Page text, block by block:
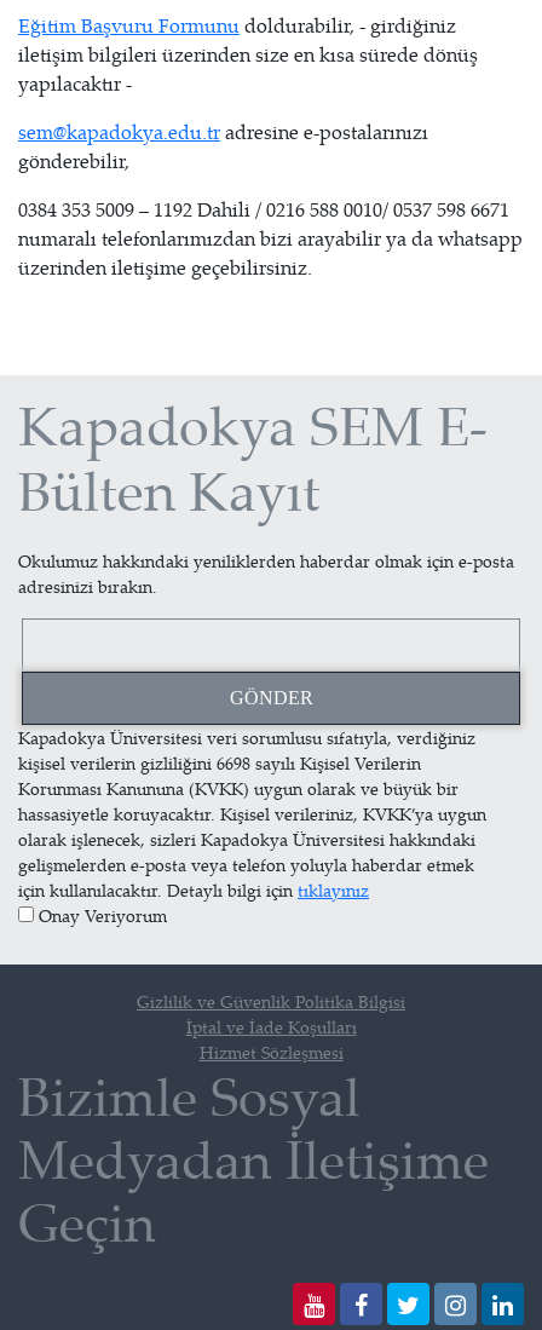
Eğitim Başvuru Formunudoldurabilir, - girdiğiniz
iletişim bilgileri üzerinden size en kısa sürede dönüş
yapılacaktır -
sem@kapadokya.edu.tradresine e-postalarınızı
gönderebilir,
0384 353 5009 – 1192 Dahili / 0216 588 0010/ 0537 598 6671
numaralı telefonlarımızdan bizi arayabilir ya da whatsapp
üzerinden iletişime geçebilirsiniz.
Kapadokya SEM E-
Bülten Kayıt
Okulumuz hakkındaki yeniliklerden haberdar olmak için e-posta
adresinizi bırakın.
Kapadokya Üniversitesi veri sorumlusu sıfatıyla, verdiğiniz
kişisel verilerin gizliliğini 6698 sayılı Kişisel Verilerin
Korunması Kanununa (KVKK) uygun olarak ve büyük bir
hassasiyetle koruyacaktır. Kişisel verileriniz, KVKK’ya uygun
olarak işlenecek, sizleri Kapadokya Üniversitesi hakkındaki
gelişmelerden e-posta veya telefon yoluyla haberdar etmek
için kullanılacaktır. Detaylı bilgi için tıklayınız
Onay Veriyorum
Gizlilik ve Güvenlik Politika Bilgisi
İptal ve İade Koşulları
Hizmet Sözleşmesi
Bizimle Sosyal
Medyadan İletişime
Geçin